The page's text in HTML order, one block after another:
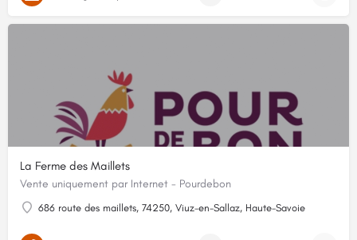
La Ferme des Maillets
Vente uniquement par Internet - Pourdebon
686 route des maillets, 74250, Viuz-en-Sallaz, Haute-Savoie